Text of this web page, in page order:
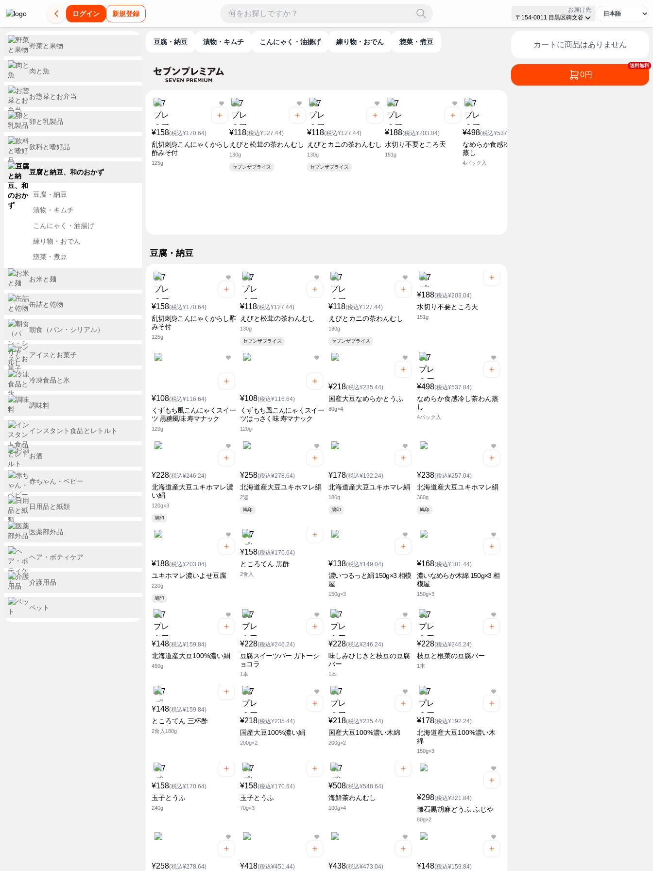
ログイン 新規登録
お届け先
〒154-0011 目黒区碑文谷
豆腐・納豆 漬物・キムチ こんにゃく・油揚げ 練り物・おでん 惣菜・煮豆
¥158(税込¥170.64)
乱切刺身こんにゃくからし
酢みそ付
125g
¥118(税込¥127.44)
えびと松茸の茶わんむし
130g
セブンザプライス
¥118(税込¥127.44)
えびとカニの茶わんむし
130g
セブンザプライス
¥188(税込¥203.04)
水切り不要ところ天
151g
¥498(税込¥537.84)
なめらか食感冷し茶わん
蒸し
4パック入
豆腐・納豆
¥158(税込¥170.64)
乱切刺身こんにゃくからし酢
みそ付
125g
¥118(税込¥127.44)
えびと松茸の茶わんむし
130g
セブンザプライス
¥118(税込¥127.44)
えびとカニの茶わんむし
130g
セブンザプライス
¥188(税込¥203.04)
水切り不要ところ天
151g
¥108(税込¥116.64)
くずもち風こんにゃくスイー
ツ 黒糖風味 寿マナック
120g
¥108(税込¥116.64)
くずもち風こんにゃくスイー
ツはっさく味 寿マナック
120g
¥218(税込¥235.44)
国産大豆なめらかとうふ
80g×4
¥498(税込¥537.84)
なめらか食感冷し茶わん蒸
し
4パック入
¥228(税込¥246.24)
北海道産大豆ユキホマレ濃
い絹
120g×3
鳩印
¥258(税込¥278.64)
北海道産大豆ユキホマレ絹
2連
鳩印
¥178(税込¥192.24)
北海道産大豆ユキホマレ絹
180g
鳩印
¥238(税込¥257.04)
北海道産大豆ユキホマレ絹
360g
鳩印
¥188(税込¥203.04)
ユキホマレ濃いよせ豆腐
220g
鳩印
¥158(税込¥170.64)
ところてん 黒酢
2食入
¥138(税込¥149.04)
濃いつるっと絹 150g×3 相模
屋
150g×3
¥168(税込¥181.44)
濃いなめらか木綿 150g×3 相
模屋
150g×3
¥148(税込¥159.84)
北海道産大豆100%濃い絹
450g
¥228(税込¥246.24)
豆腐スイーツバー ガトーシ
ョコラ
1本
¥228(税込¥246.24)
味しみひじきと枝豆の豆腐
バー
1本
¥228(税込¥246.24)
枝豆と根菜の豆腐バー
1本
¥148(税込¥159.84)
ところてん 三杯酢
2食入180g
¥218(税込¥235.44)
国産大豆100%濃い絹
200g×2
¥218(税込¥235.44)
国産大豆100%濃い木綿
200g×2
¥178(税込¥192.24)
北海道産大豆100%濃い木
綿
150g×3
¥158(税込¥170.64)
玉子とうふ
240g
¥158(税込¥170.64)
玉子とうふ
70g×3
¥508(税込¥548.64)
海鮮茶わんむし
100g×4
¥298(税込¥321.84)
懐石黒胡麻どうふ ふじや
80g×2
¥258(税込¥278.64) ¥418(税込¥451.44) ¥438(税込¥473.04) ¥148(税込¥159.84)
カートに商品はありません
送料無料
0円
野菜と果物
肉と魚
お惣菜とお弁当
卵と乳製品
飲料と嗜好品
豆腐と納豆、和のおかず
豆腐・納豆
漬物・キムチ
こんにゃく・油揚げ
練り物・おでん
惣菜・煮豆
お米と麺
缶詰と乾物
朝食（パン・シリアル）
アイスとお菓子
冷凍食品と氷
調味料
インスタント食品とレトルト
お酒
赤ちゃん・ベビー
日用品と紙類
医薬部外品
ヘア・ボティケア
介護用品
ペット